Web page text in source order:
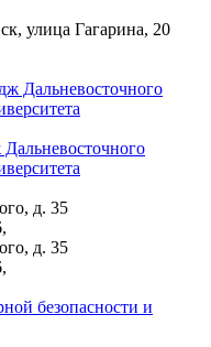
улица Гагарина, 20
д. 35
д. 35